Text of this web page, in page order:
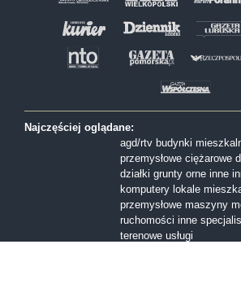
Najczęściej oglądane:
agd/rtv budynki
przemysłowe ciężarowe
działki grunty orne inne
komputery lokale
przemysłowe maszyny
ruchomości inne
terenowe usługi